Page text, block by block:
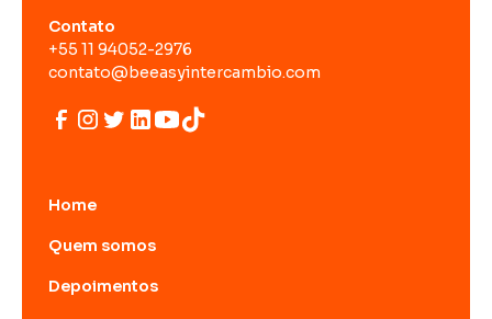
Contato
+55 11 94052-2976
contato@beeasyintercambio.com
Home
Quem somos
Depoimentos